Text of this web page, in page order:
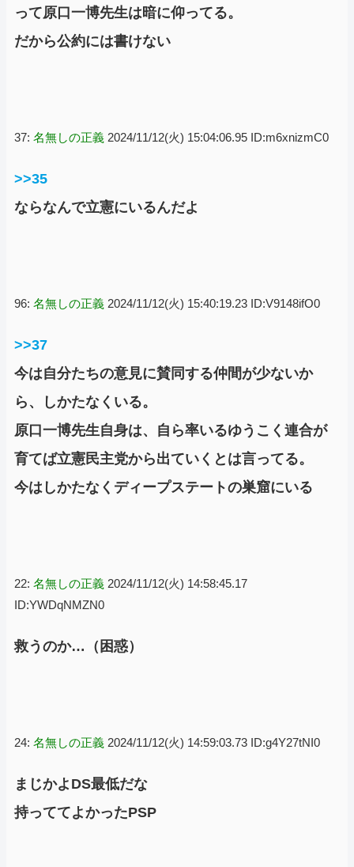
って原口一博先生は暗に仰ってる。
だから公約には書けない
37: 名無しの正義 2024/11/12(火) 15:04:06.95 ID:m6xnizmC0
>>35
ならなんで立憲にいるんだよ
96: 名無しの正義 2024/11/12(火) 15:40:19.23 ID:V9148ifO0
>>37
今は自分たちの意見に賛同する仲間が少ないか
ら、しかたなくいる。
原口一博先生自身は、自ら率いるゆうこく連合が
育てば立憲民主党から出ていくとは言ってる。
今はしかたなくディープステートの巣窟にいる
22: 名無しの正義 2024/11/12(火) 14:58:45.17
ID:YWDqNMZN0
救うのか…（困惑）
24: 名無しの正義 2024/11/12(火) 14:59:03.73 ID:g4Y27tNI0
まじかよDS最低だな
持っててよかったPSP